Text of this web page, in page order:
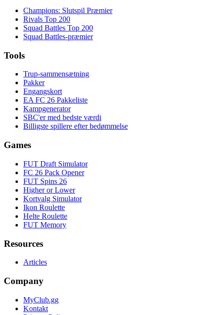
Champions: Slutspil Præmier
Rivals Top 200
Squad Battles Top 200
Squad Battles-præmier
Tools
Trup-sammensætning
Pakker
Engangskort
EA FC 26 Pakkeliste
Kampgenerator
SBC'er med bedste værdi
Billigste spillere efter bedømmelse
Games
FUT Draft Simulator
FC 26 Pack Opener
FUT Spins 26
Higher or Lower
Kortvalg Simulator
Ikon Roulette
Helte Roulette
FUT Memory
Resources
Articles
Company
MyClub.gg
Kontakt